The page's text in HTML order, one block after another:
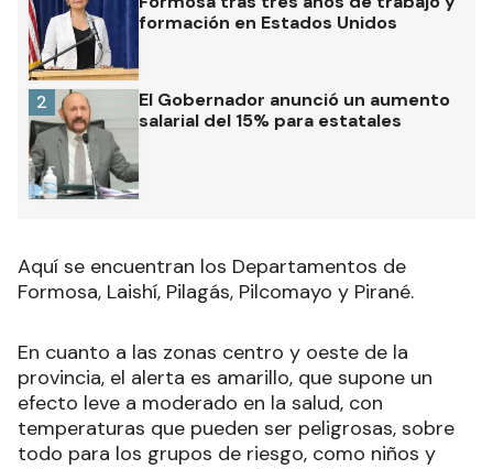
formación en Estados Unidos
El Gobernador anunció un aumento
salarial del 15% para estatales
2
Aquí se encuentran los Departamentos de
Formosa, Laishí, Pilagás, Pilcomayo y Pirané.
En cuanto a las zonas centro y oeste de la
provincia, el alerta es amarillo, que supone un
efecto leve a moderado en la salud, con
temperaturas que pueden ser peligrosas, sobre
todo para los grupos de riesgo, como niños y